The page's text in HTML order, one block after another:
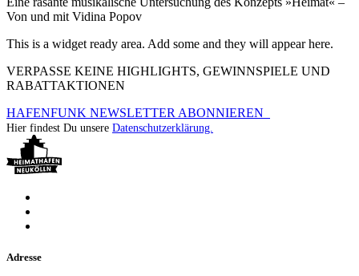
Von und mit Vidina Popov
This is a widget ready area. Add some and they will appear here.
VERPASSE KEINE HIGHLIGHTS, GEWINNSPIELE UND
RABATTAKTIONEN
HAFENFUNK NEWSLETTER ABONNIEREN
Hier findest Du unsere Datenschutzerklärung.
Adresse